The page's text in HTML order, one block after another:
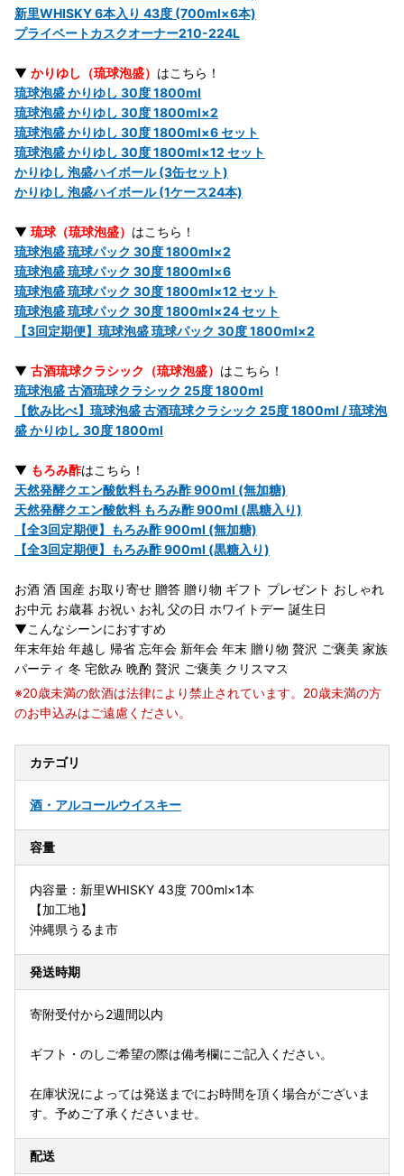
新里WHISKY 6本入り 43度 (700ml×6本)
プライベートカスクオーナー210-224L
▼ かりゆし（琉球泡盛） はこちら！
琉球泡盛 かりゆし 30度 1800ml
琉球泡盛 かりゆし 30度 1800ml×2
琉球泡盛 かりゆし 30度 1800ml×6 セット
琉球泡盛 かりゆし 30度 1800ml×12 セット
かりゆし 泡盛ハイボール (3缶セット)
かりゆし 泡盛ハイボール (1ケース24本)
▼ 琉球（琉球泡盛） はこちら！
琉球泡盛 琉球パック 30度 1800ml×2
琉球泡盛 琉球パック 30度 1800ml×6
琉球泡盛 琉球パック 30度 1800ml×12 セット
琉球泡盛 琉球パック 30度 1800ml×24 セット
【3回定期便】琉球泡盛 琉球パック 30度 1800ml×2
▼ 古酒琉球クラシック（琉球泡盛） はこちら！
琉球泡盛 古酒琉球クラシック 25度 1800ml
【飲み比べ】琉球泡盛 古酒琉球クラシック 25度 1800ml / 琉球泡
盛 かりゆし 30度 1800ml
▼ もろみ酢はこちら！
天然発酵クエン酸飲料もろみ酢 900ml (無加糖)
天然発酵クエン酸飲料 もろみ酢 900ml (黒糖入り)
【全3回定期便】もろみ酢 900ml (無加糖)
【全3回定期便】もろみ酢 900ml (黒糖入り)
お酒 酒 国産 お取り寄せ 贈答 贈り物 ギフト プレゼント おしゃれ
お中元 お歳暮 お祝い お礼 父の日 ホワイトデー 誕生日
▼こんなシーンにおすすめ
年末年始 年越し 帰省 忘年会 新年会 年末 贈り物 贅沢 ご褒美 家族
パーティ 冬 宅飲み 晩酌 贅沢 ご褒美 クリスマス
※20歳未満の飲酒は法律により禁止されています。20歳未満の方
のお申込みはご遠慮ください。
カテゴリ
酒・アルコールウイスキー
容量
内容量：新里WHISKY 43度 700ml×1本
【加工地】
沖縄県うるま市
発送時期
寄附受付から2週間以内
ギフト・のしご希望の際は備考欄にご記入ください。
在庫状況によっては発送までにお時間を頂く場合がございま
す。予めご了承くださいませ。
配送